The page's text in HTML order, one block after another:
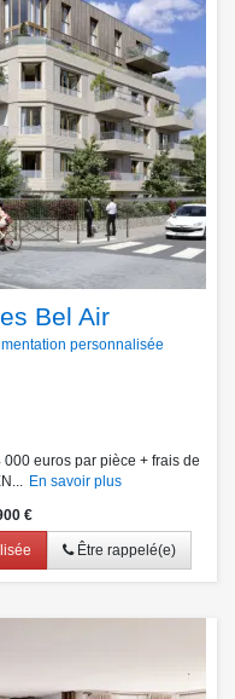
Bel Air
personnalisée
euros par pièce + frais de
En savoir plus
€
Être rappelé(e)